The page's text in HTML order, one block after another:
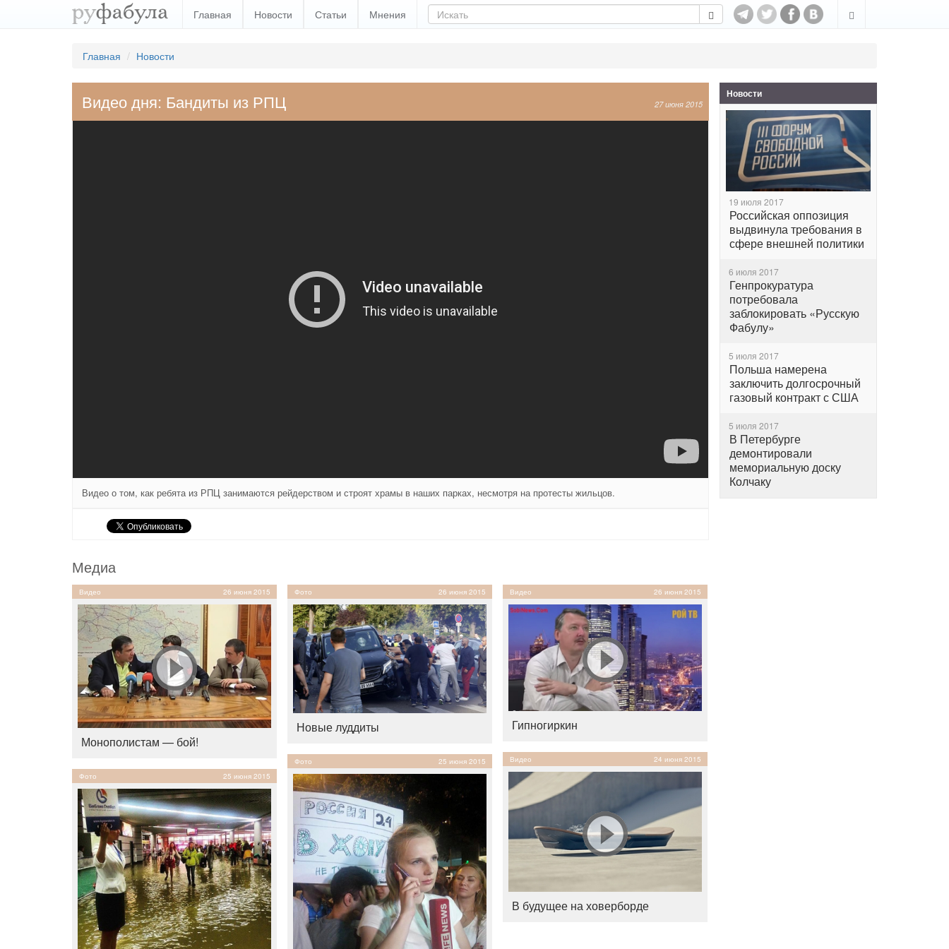
Главная Новости Статьи Мнения
Главная Новости
27 июня 2015
Видео дня: Бандиты из РПЦ
Видео о том, как ребята из РПЦ занимаются рейдерством и строят храмы в наших парках, несмотря на протесты жильцов.
Новости
19 июля 2017
Российская оппозиция
выдвинула требования в
сфере внешней политики
6 июля 2017
Генпрокуратура
потребовала
заблокировать «Русскую
Фабулу»
5 июля 2017
Польша намерена
заключить долгосрочный
газовый контракт с США
5 июля 2017
В Петербурге
демонтировали
мемориальную доску
Колчаку
Медиа
Видео 26 июня 2015
Монополистам — бой!
Фото 25 июня 2015
Фото 26 июня 2015
Новые луддиты
Фото 25 июня 2015
Видео 26 июня 2015
Гипногиркин
Видео 24 июня 2015
В будущее на ховерборде